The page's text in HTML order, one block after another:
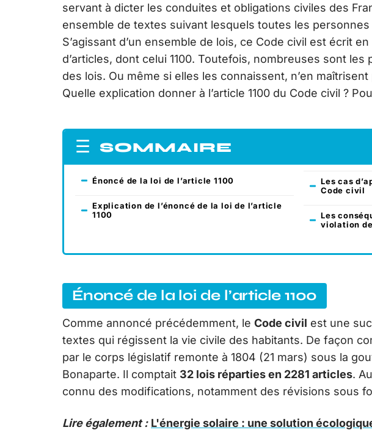
servant à dicter les conduites et obligations civiles des
ensemble de textes suivant lesquels toutes les
S’agissant d’un ensemble de lois, ce Code civil est écrit
d’articles, dont celui 1100. Toutefois, nombreuses sont les
des lois. Ou même si elles les connaissent, n’en
Quelle explication donner à l’article 1100 du Code civil ?
SOMMAIRE
Énoncé de la loi de l’article 1100
Explication de l’énoncé de la loi de l’article
1100
Les cas
Code civil
Les
violation
Énoncé de la loi de l’article 1100
Comme annoncé précédemment, le Code civil est une
textes qui régissent la vie civile des habitants. De façon
par le corps législatif remonte à 1804 (21 mars) sous la
Bonaparte. Il comptait 32 lois réparties en 2281 articles.
connu des modifications, notamment des révisions sous
Lire également : L'énergie solaire : une solution